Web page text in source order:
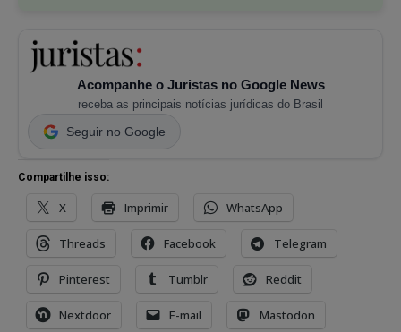
Acompanhe o Juristas no Google News
receba as principais notícias jurídicas do Brasil
Seguir no Google
Compartilhe isso:
X Imprimir WhatsApp
Threads Facebook Telegram
Pinterest Tumblr Reddit
Nextdoor E-mail Mastodon